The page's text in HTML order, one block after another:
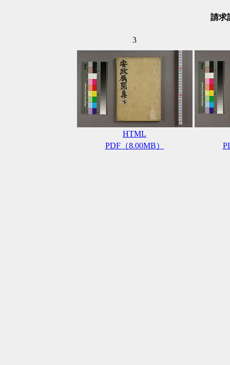
請求
3
HTML
PDF（8.00MB）